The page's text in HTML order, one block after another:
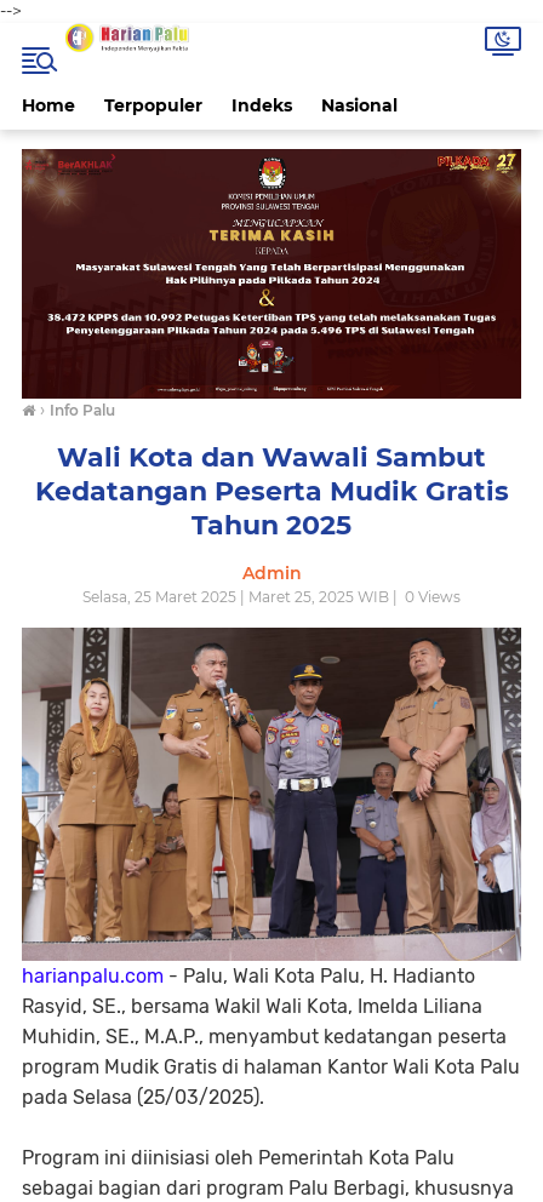
-->
Home Terpopuler Indeks Nasional
› Info Palu
Wali Kota dan Wawali Sambut
Kedatangan Peserta Mudik Gratis
Tahun 2025
Admin
Selasa, 25 Maret 2025 | Maret 25, 2025 WIB | 0 Views
harianpalu.com - Palu, Wali Kota Palu, H. Hadianto
Rasyid, SE., bersama Wakil Wali Kota, Imelda Liliana
Muhidin, SE., M.A.P., menyambut kedatangan peserta
program Mudik Gratis di halaman Kantor Wali Kota Palu
pada Selasa (25/03/2025).
Program ini diinisiasi oleh Pemerintah Kota Palu
sebagai bagian dari program Palu Berbagi, khususnya